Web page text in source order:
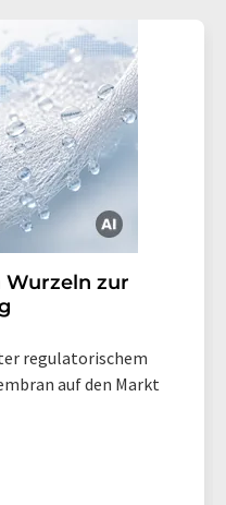
Wurzeln zur
regulatorischem
auf den Markt